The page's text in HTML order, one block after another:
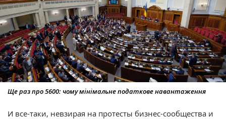
Ще раз про 5600: чому мінімальне податкове навантаження
И все-таки, невзирая на протесты бизнес-сообщества и